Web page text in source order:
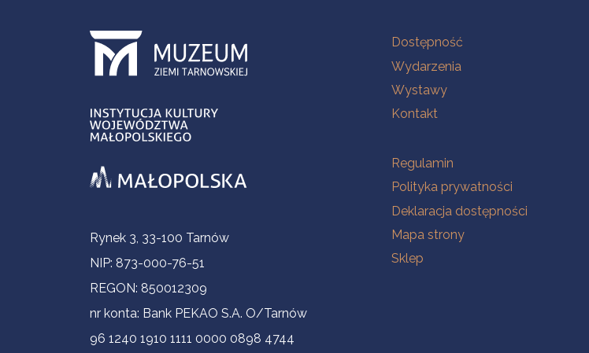
Informacje kontaktowe
Rynek 3, 33-100 Tarnów
NIP: 873-000-76-51
REGON: 850012309
nr konta: Bank PEKAO S.A. O/Tarnów
96 1240 1910 1111 0000 0898 4744
Na skróty
Dostępność
Wydarzenia
Wystawy
Kontakt
Na skróty
Regulamin
Polityka prywatności
Deklaracja dostępności
Mapa strony
Sklep